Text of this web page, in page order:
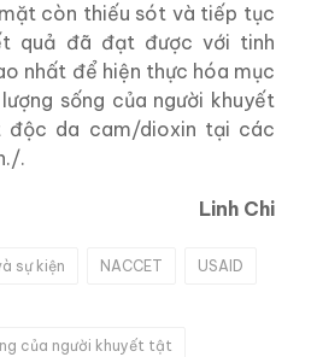
còn thiếu sót và tiếp tục
quả đã đạt được với tinh
nhất để hiện thực hóa mục
sống của người khuyết
độc da cam/dioxin tại các
.
Linh Chi
sự kiện NACCET USAID
của người khuyết tật